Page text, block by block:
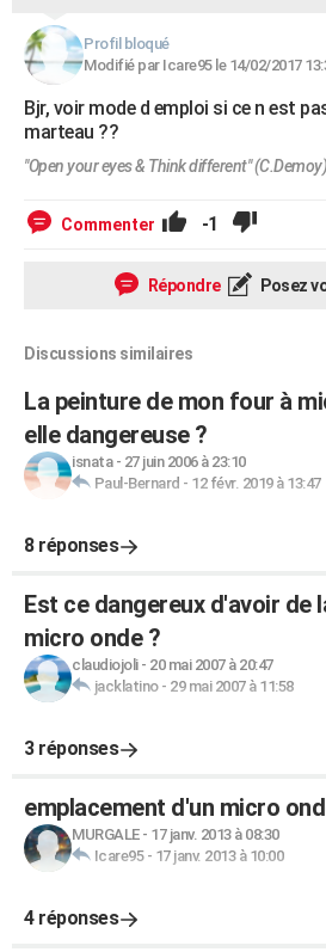
Profil bloqué
Modifié par Icare95 le 14/02/2017
Bjr, voir mode d emploi si ce n est
marteau ??
"Open your eyes & Think different" (C.Demoy)
Commenter -1
Répondre Posez
Discussions similaires
La peinture de mon four à
elle dangereuse ?
isnata- 27 juin 2006 à 23:10
Paul-Bernard - 12 févr. 2019 à 13:47
8 réponses
Est ce dangereux d'avoir de
micro onde ?
claudiojoli- 20 mai 2007 à 20:47
jacklatino- 29 mai 2007 à 11:58
3 réponses
emplacement d'un micro
MURGALE- 17 janv. 2013 à 08:30
Icare95- 17 janv. 2013 à 10:00
4 réponses